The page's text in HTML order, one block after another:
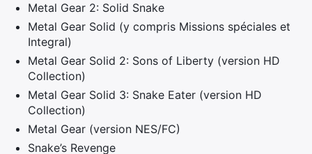
Metal Gear 2: Solid Snake
Metal Gear Solid (y compris Missions spéciales et
Integral)
Metal Gear Solid 2: Sons of Liberty (version HD
Collection)
Metal Gear Solid 3: Snake Eater (version HD
Collection)
Metal Gear (version NES/FC)
Snake’s Revenge